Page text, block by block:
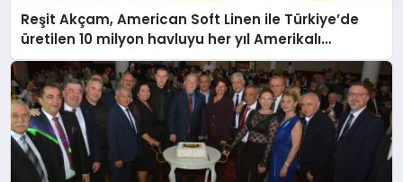
Reşit Akçam, American Soft Linen ile Türkiye’de
üretilen 10 milyon havluyu her yıl Amerikalı
tüketicilerle buluşturuyor